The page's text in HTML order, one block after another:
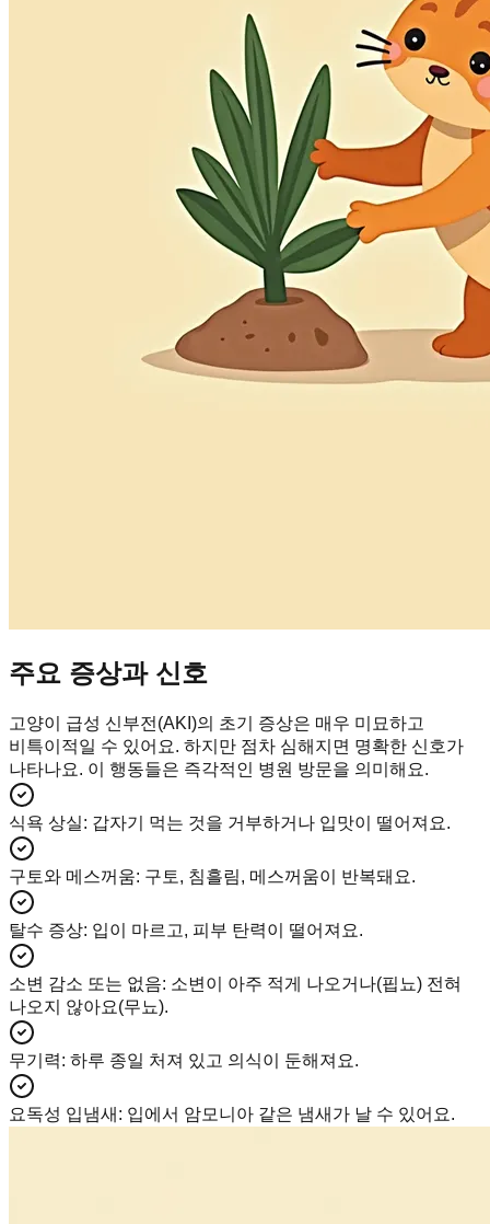
주요 증상과 신호
고양이 급성 신부전(AKI)의 초기 증상은 매우 미묘하고
비특이적일 수 있어요. 하지만 점차 심해지면 명확한 신호가
나타나요. 이 행동들은 즉각적인 병원 방문을 의미해요.
식욕 상실: 갑자기 먹는 것을 거부하거나 입맛이 떨어져요.
구토와 메스꺼움: 구토, 침흘림, 메스꺼움이 반복돼요.
탈수 증상: 입이 마르고, 피부 탄력이 떨어져요.
소변 감소 또는 없음: 소변이 아주 적게 나오거나(핍뇨) 전혀
나오지 않아요(무뇨).
무기력: 하루 종일 처져 있고 의식이 둔해져요.
요독성 입냄새 : 입에서 암모니아 같은 냄새가 날 수 있어요.